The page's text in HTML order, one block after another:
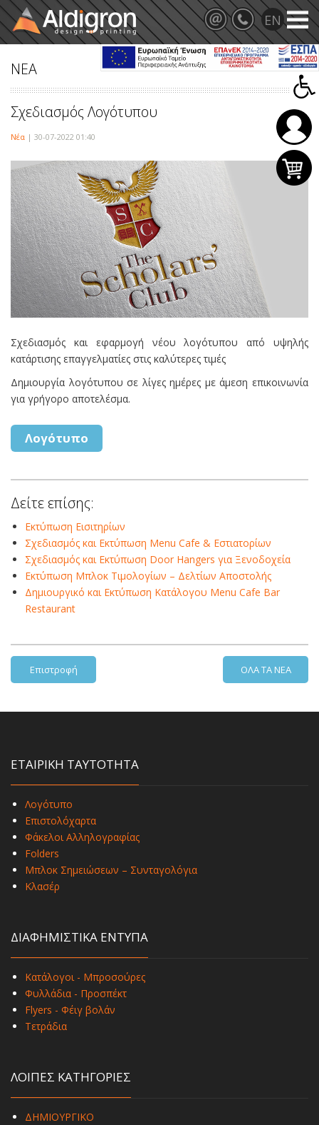
ΝΕΑ
Σχεδιασμός Λογότυπου
Νέα | 30-07-2022 01:40
Σχεδιασμός και εφαρμογή νέου λογότυπου από υψηλής
κατάρτισης επαγγελματίες στις καλύτερες τιμές
Δημιουργία λογότυπου σε λίγες ημέρες με άμεση επικοινωνία
για γρήγορο αποτελέσμα.
Λογότυπο
Δείτε επίσης:
Εκτύπωση Εισιτηρίων
Σχεδιασμός και Εκτύπωση Menu Cafe & Εστιατορίων
Σχεδιασμός και Εκτύπωση Door Hangers για Ξενοδοχεία
Εκτύπωση Μπλοκ Τιμολογίων – Δελτίων Αποστολής
Δημιουργικό και Εκτύπωση Κατάλογου Menu Cafe Bar
Restaurant
Επιστροφή ΟΛΑ ΤΑ ΝΕΑ
ΕΤΑΙΡΙΚΗ ΤΑΥΤΟΤΗΤΑ
Λογότυπο
Επιστολόχαρτα
Φάκελοι Αλληλογραφίας
Folders
Μπλοκ Σημειώσεων – Συνταγολόγια
Κλασέρ
ΔΙΑΦΗΜΙΣΤΙΚΑ ΕΝΤΥΠΑ
Κατάλογοι - Μπροσούρες
Φυλλάδια - Προσπέκτ
Flyers - Φέιγ βολάν
Τετράδια
ΛΟΙΠΕΣ ΚΑΤΗΓΟΡΙΕΣ
ΔΗΜΙΟΥΡΓΙΚΟ